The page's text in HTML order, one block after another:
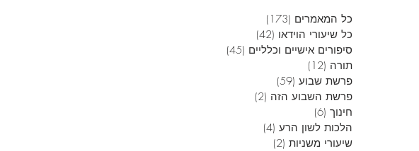
כל המאמרים (173)
כל שיעורי הוידאו (42)
סיפורים אישיים וכלליים (45)
תורה (12)
פרשת שבוע (59)
פרשת השבוע הזה (2)
חינוך (6)
הלכות לשון הרע (4)
שיעורי משניות (2)